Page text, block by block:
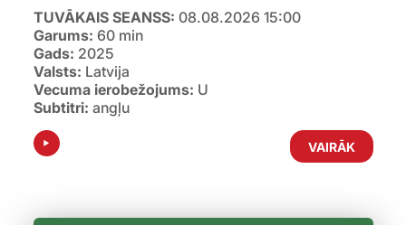
TUVĀKAIS SEANSS: 08.08.2026 15:00
Garums: 60 min
Gads: 2025
Valsts: Latvija
Vecuma ierobežojums: U
Subtitri: angļu
VAIRĀK